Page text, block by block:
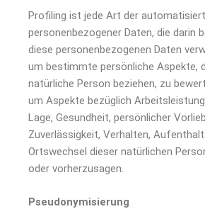
Profiling ist jede Art der
personenbezogener Daten, die darin
diese personenbezogenen Daten
um bestimmte persönliche Aspekte,
natürliche Person beziehen, zu
um Aspekte bezüglich
Lage, Gesundheit, persönlicher
Zuverlässigkeit, Verhalten,
Ortswechsel dieser natürlichen
oder vorherzusagen.
Pseudonymisierung